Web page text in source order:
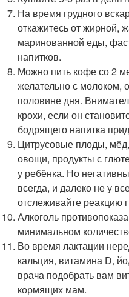
На время грудного
откажитесь от жирной,
маринованной еды,
напитков.
Можно пить кофе со 2
желательно с молоком,
половине дня.
крохи, если он
бодрящего напитка
Цитрусовые плоды,
овощи, продукты с
у ребёнка. Но
всегда, и далеко не у
отслеживайте реакцию
Алкоголь
минимальном
Во время лактации
кальция, витамина D,
врача подобрать вам
кормящих мам.